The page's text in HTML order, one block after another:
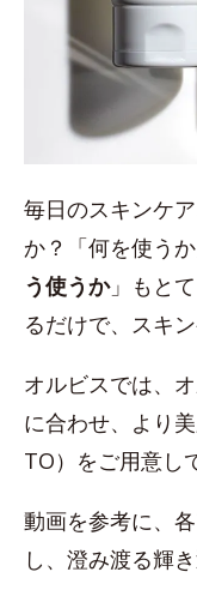
毎日のスキンケ
か？「何を使う
う使うか」もと
るだけで、スキ
オルビスでは、
に合わせ、より
TO）をご用意し
動画を参考に、
し、澄み渡る輝